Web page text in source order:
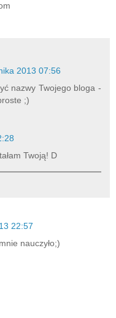
2013 07:56
nazwy Twojego bloga -
;)
Twoją! D
22:57
nauczyło;)